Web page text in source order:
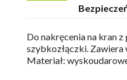
Do nakręcenia na kran
szybkozłączki. Zawiera
Materiał: